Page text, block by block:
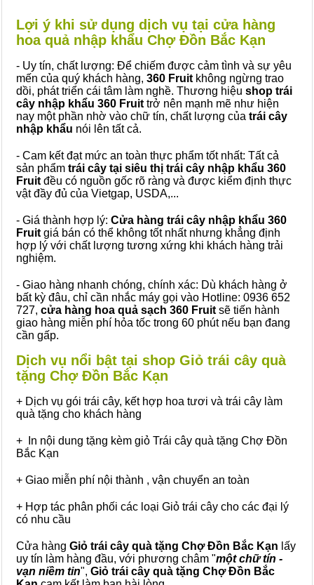
Lợi ý khi sử dụng dịch vụ tại cửa hàng
hoa quả nhập khẩu Chợ Đồn Bắc Kạn
- Uy tín, chất lượng: Để chiếm được cảm tình và sự yêu
mến của quý khách hàng, 360 Fruit không ngừng trao
dồi, phát triển cái tâm làm nghề. Thương hiệu shop trái
cây nhập khẩu 360 Fruit trở nên mạnh mẽ như hiện
nay một phần nhờ vào chữ tín, chất lượng của trái cây
nhập khẩu nói lên tất cả.
- Cam kết đạt mức an toàn thực phẩm tốt nhất: Tất cả
sản phẩm trái cây tại siêu thị trái cây nhập khẩu 360
Fruit đều có nguồn gốc rõ ràng và được kiểm định thực
vật đầy đủ của Vietgap, USDA,...
- Giá thành hợp lý: Cửa hàng trái cây nhập khẩu 360
Fruit giá bán có thể không tốt nhất nhưng khẳng định
hợp lý với chất lượng tương xứng khi khách hàng trải
nghiệm.
- Giao hàng nhanh chóng, chính xác: Dù khách hàng ở
bất kỳ đâu, chỉ cần nhắc máy gọi vào Hotline: 0936 652
727, cửa hàng hoa quả sạch 360 Fruit sẽ tiến hành
giao hàng miễn phí hỏa tốc trong 60 phút nếu bạn đang
cần gấp.
Dịch vụ nổi bật tại shop Giỏ trái cây quà
tặng Chợ Đồn Bắc Kạn
+ Dịch vụ gói trái cây, kết hợp hoa tươi và trái cây làm
quà tặng cho khách hàng
+ In nội dung tặng kèm giỏ Trái cây quà tặng Chợ Đồn
Bắc Kạn
+ Giao miễn phí nội thành , vận chuyển an toàn
+ Hợp tác phân phối các loại Giỏ trái cây cho các đại lý
có nhu cầu
Cửa hàng Giỏ trái cây quà tặng Chợ Đồn Bắc Kạn lấy
uy tín làm hàng đầu, với phương châm "một chữ tín -
vạn niềm tin", Giỏ trái cây quà tặng Chợ Đồn Bắc